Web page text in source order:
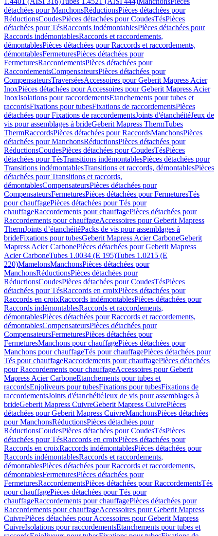
détachées pour ManchonsRéductionsPièces détachées pour
RéductionsCoudesPièces détachées pour CoudesTésPièces
détachées pour TésRaccords indémontablesPièces détachées pour
Raccords indémontablesRaccords et raccordements,
démontablesPièces détachées pour Raccords et raccordements,
démontablesFermeturesPièces détachées pour
FermeturesRaccordementsPièces détachées pour
RaccordementsCompensateursPièces détachées pour
CompensateursTraverséesAccessoires pour Geberit Mapress Acier
InoxPièces détachées pour Accessoires pour Geberit Mapress Acier
InoxIsolations pour raccordementsEtanchements pour tubes et
raccordsFixations pour tubesFixations de raccordementsPièces
détachées pour Fixations de raccordementsJoints d'étanchéitéJeux de
vis pour assemblages à brideGeberit Mapress ThermTubes
ThermRaccordsPièces détachées pour RaccordsManchonsPièces
détachées pour ManchonsRéductionsPièces détachées pour
RéductionsCoudesPièces détachées pour CoudesTésPièces
détachées pour TésTransitions indémontablesPièces détachées pour
Transitions indémontablesTransitions et raccords, démontablesPièces
détachées pour Transitions et raccords,
démontablesCompensateursPièces détachées pour
CompensateursFermeturesPièces détachées pour FermeturesTés
pour chauffagePièces détachées pour Tés pour
chauffageRaccordements pour chauffagePièces détachées pour
Raccordements pour chauffageAccessoires pour Geberit Mapress
ThermJoints d’étanchéitéPacks de vis pour assemblages à
brideFixations pour tubesGeberit Mapress Acier CarboneGeberit
Mapress Acier CarbonePièces détachées pour Geberit Mapress
Acier CarboneTubes 1.0034 (E 195)Tubes 1.0215 (E
220)MamelonsManchonsPièces détachées pour
ManchonsRéductionsPièces détachées pour
RéductionsCoudesPièces détachées pour CoudesTésPièces
détachées pour TésRaccords en croixPièces détachées pour
Raccords en croixRaccords indémontablesPièces détachées pour
Raccords indémontablesRaccords et raccordements,
démontablesPièces détachées pour Raccords et raccordements,
démontablesCompensateursPièces détachées pour
CompensateursFermeturesPièces détachées pour
FermeturesManchons pour chauffagePièces détachées pour
Manchons pour chauffageTés pour chauffagePièces détachées pour
Tés pour chauffageRaccordements pour chauffagePièces détachées
pour Raccordements pour chauffageAccessoires pour Geberit
Mapress Acier CarboneEtanchements pour tubes et
raccordsEnjoliveurs pour tubesFixations pour tubesFixations de
raccordementsJoints d'étanchéitéJeux de vis pour assemblages à
brideGeberit Mapress CuivreGeberit Mapress CuivrePièces
détachées pour Geberit Mapress CuivreManchonsPièces détachées
pour ManchonsRéductionsPièces détachées pour
RéductionsCoudesPièces détachées pour CoudesTésPièces
détachées pour TésRaccords en croixPièces détachées pour
Raccords en croixRaccords indémontablesPièces détachées pour
Raccords indémontablesRaccords et raccordements,
démontablesPièces détachées pour Raccords et raccordements,
démontablesFermeturesPièces détachées pour
FermeturesRaccordementsPièces détachées pour RaccordementsTés
pour chauffagePièces détachées pour Tés pour
chauffageRaccordements pour chauffagePièces détachées pour
Raccordements pour chauffageAccessoires pour Geberit Mapress
CuivrePièces détachées pour Accessoires pour Geberit Mapress
CuivreIsolations pour raccordementsEtanchements pour tubes et